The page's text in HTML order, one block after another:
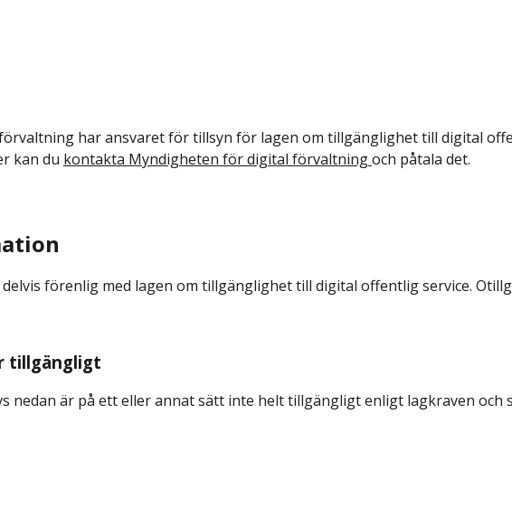
har ansvaret för tillsyn för lagen om tillgänglighet till digital
kan du kontakta Myndigheten för digital förvaltning och påtala det.
förenlig med lagen om tillgänglighet till digital offentlig service.
tillgängligt
nedan är på ett eller annat sätt inte helt tillgängligt enligt lagkraven och